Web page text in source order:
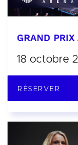
GRAND PRIX
18 octobre
RÉSERVER